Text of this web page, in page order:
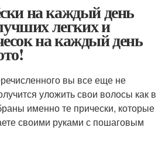
на каждый день
легких и
на каждый день
вы все еще не
уложить свои волосы как в
именно те прически, которые
своими руками с пошаговым